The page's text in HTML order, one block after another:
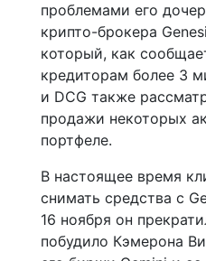
проблемами его
крипто-брокера
который, как
кредиторам более 3
и DCG также
продажи некоторых
портфеле.
В настоящее время
снимать средства с
16 ноября он
побудило Кэмерона